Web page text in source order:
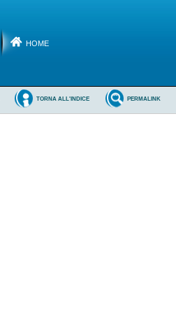
HOME
PERMALINK
TORNA ALL'INDICE